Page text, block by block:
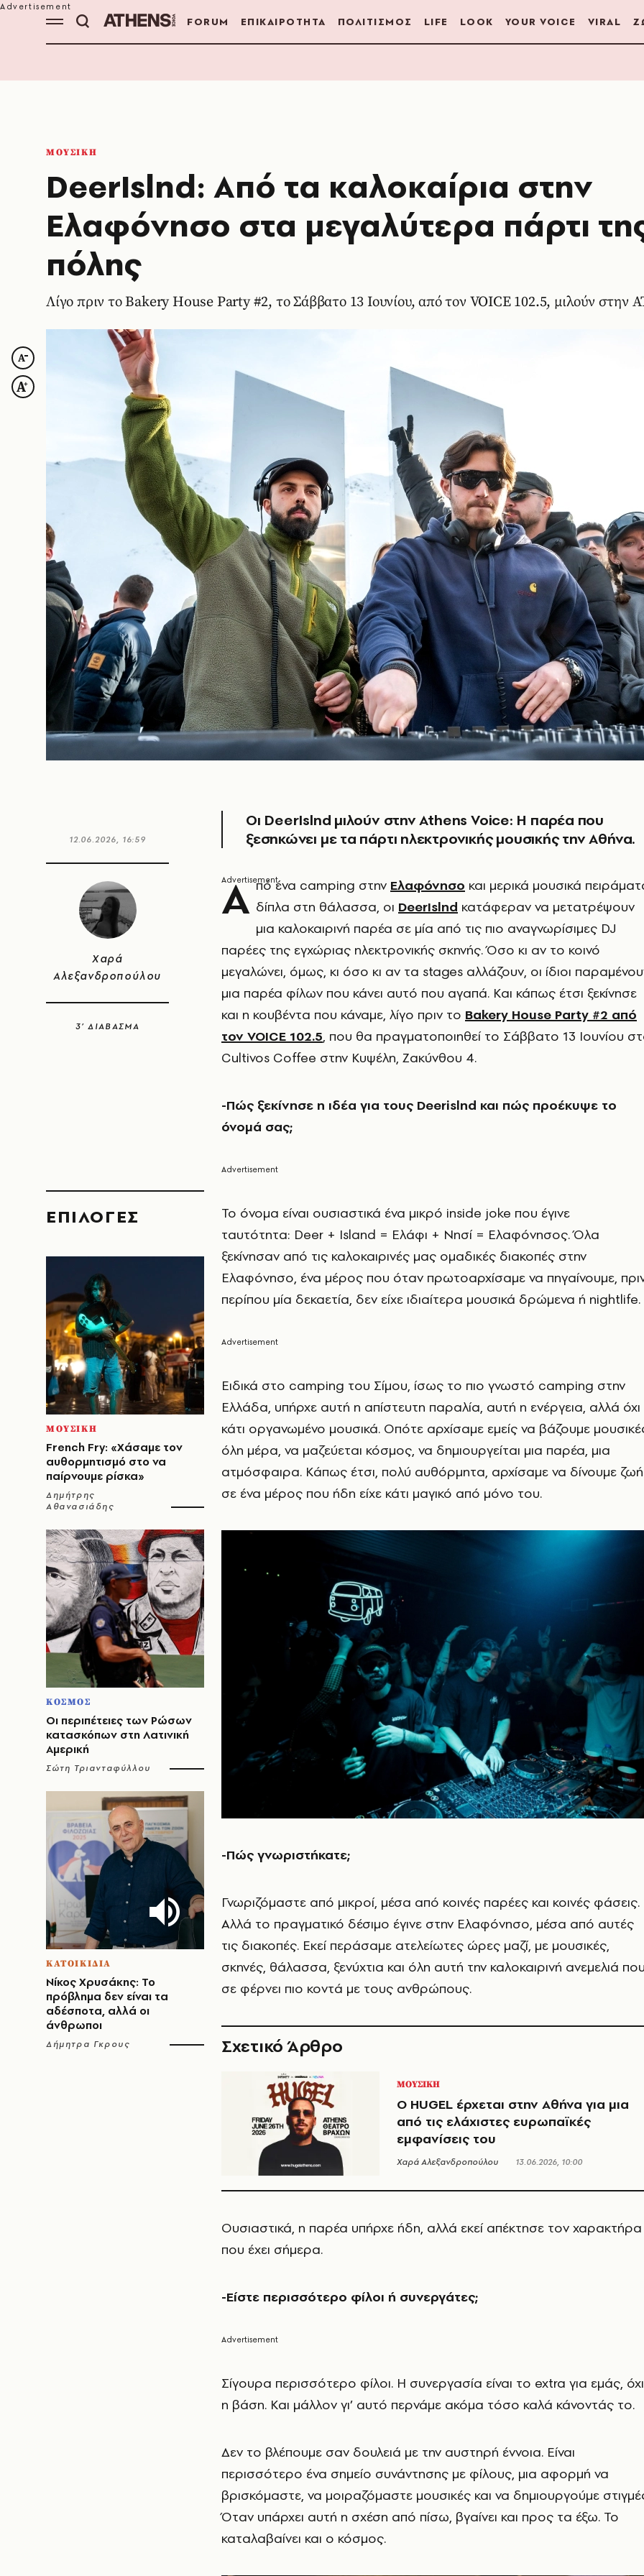
FORUM ΕΠΙΚΑΙΡΟΤΗΤΑ ΠΟΛΙΤΙΣΜΟΣ LIFE LOOK YOUR VOICE VIRAL
ΜΟΥΣΙΚΗ
DeerIslnd: Από τα καλοκαίρια στην
Ελαφόνησο στα μεγαλύτερα πάρτι
πόλης
Λίγο πριν το Bakery House Party #2, το Σάββατο 13 Ιουνίου, από τον VOICE 102.5, μιλούν στην
12.06.2026, 16:59
Χαρά
Αλεξανδροπούλου
3’ ΔΙΑΒΑΣΜΑ
EΠΙΛΟΓΈΣ
ΜΟΥΣΙΚΗ
French Fry: «Χάσαμε τον
αυθορμητισμό στο να
παίρνουμε ρίσκα»
Δημήτρης
Αθανασιάδης
ΚΟΣΜΟΣ
Οι περιπέτειες των Ρώσων
κατασκόπων στη Λατινική
Αμερική
Σώτη Τριανταφύλλου
ΚΑΤΟΙΚΙΔΙΑ
Νίκος Χρυσάκης: Το
πρόβλημα δεν είναι τα
αδέσποτα, αλλά οι
άνθρωποι
Δήμητρα Γκρους
Οι DeerIslnd μιλούν στην Athens Voice: Η παρέα που
ξεσηκώνει με τα πάρτι ηλεκτρονικής μουσικής την Αθήνα.
Α πό ένα camping στην Ελαφόνησο και μερικά μουσικά
δίπλα στη θάλασσα, οι DeerIslnd κατάφεραν να μετατρέψουν
μια καλοκαιρινή παρέα σε μία από τις πιο αναγνωρίσιμες DJ
παρέες της εγχώριας ηλεκτρονικής σκηνής. Όσο κι αν το κοινό
μεγαλώνει, όμως, κι όσο κι αν τα stages αλλάζουν, οι ίδιοι
μια παρέα φίλων που κάνει αυτό που αγαπά. Και κάπως έτσι ξεκίνησε
και η κουβέντα που κάναμε, λίγο πριν το Bakery House Party #2 από
τον VOICE 102.5, που θα πραγματοποιηθεί το Σάββατο 13 Ιουνίου
Cultivos Coffee στην Κυψέλη, Ζακύνθου 4.
-Πώς ξεκίνησε η ιδέα για τους Deerislnd και πώς προέκυψε το
όνομά σας;
Το όνομα είναι ουσιαστικά ένα μικρό inside joke που έγινε
ταυτότητα: Deer + Island = Ελάφι + Νησί = Ελαφόνησος. Όλα
ξεκίνησαν από τις καλοκαιρινές μας ομαδικές διακοπές στην
Ελαφόνησο, ένα μέρος που όταν πρωτοαρχίσαμε να πηγαίνουμε,
περίπου μία δεκαετία, δεν είχε ιδιαίτερα μουσικά δρώμενα ή nightlife.
Ειδικά στο camping του Σίμου, ίσως το πιο γνωστό camping στην
Ελλάδα, υπήρχε αυτή η απίστευτη παραλία, αυτή η ενέργεια, αλλά όχι
κάτι οργανωμένο μουσικά. Οπότε αρχίσαμε εμείς να βάζουμε
όλη μέρα, να μαζεύεται κόσμος, να δημιουργείται μια παρέα, μια
ατμόσφαιρα. Κάπως έτσι, πολύ αυθόρμητα, αρχίσαμε να δίνουμε ζωή
σε ένα μέρος που ήδη είχε κάτι μαγικό από μόνο του.
-Πώς γνωριστήκατε;
Γνωριζόμαστε από μικροί, μέσα από κοινές παρέες και κοινές φάσεις.
Αλλά το πραγματικό δέσιμο έγινε στην Ελαφόνησο, μέσα από αυτές
τις διακοπές. Εκεί περάσαμε ατελείωτες ώρες μαζί, με μουσικές,
σκηνές, θάλασσα, ξενύχτια και όλη αυτή την καλοκαιρινή ανεμελιά
σε φέρνει πιο κοντά με τους ανθρώπους.
Σχετικό Άρθρο
ΜΟΥΣΙΚΗ
Ο HUGEL έρχεται στην Αθήνα για μια
από τις ελάχιστες ευρωπαϊκές
εμφανίσεις του
Χαρά Αλεξανδροπούλου 13.06.2026, 10:00
Ουσιαστικά, η παρέα υπήρχε ήδη, αλλά εκεί απέκτησε τον χαρακτήρα
που έχει σήμερα.
-Είστε περισσότερο φίλοι ή συνεργάτες;
Σίγουρα περισσότερο φίλοι. Η συνεργασία είναι το extra για εμάς, όχι
η βάση. Και μάλλον γι’ αυτό περνάμε ακόμα τόσο καλά κάνοντάς το.
Δεν το βλέπουμε σαν δουλειά με την αυστηρή έννοια. Είναι
περισσότερο ένα σημείο συνάντησης με φίλους, μια αφορμή να
βρισκόμαστε, να μοιραζόμαστε μουσικές και να δημιουργούμε
Όταν υπάρχει αυτή η σχέση από πίσω, βγαίνει και προς τα έξω. Το
καταλαβαίνει και ο κόσμος.